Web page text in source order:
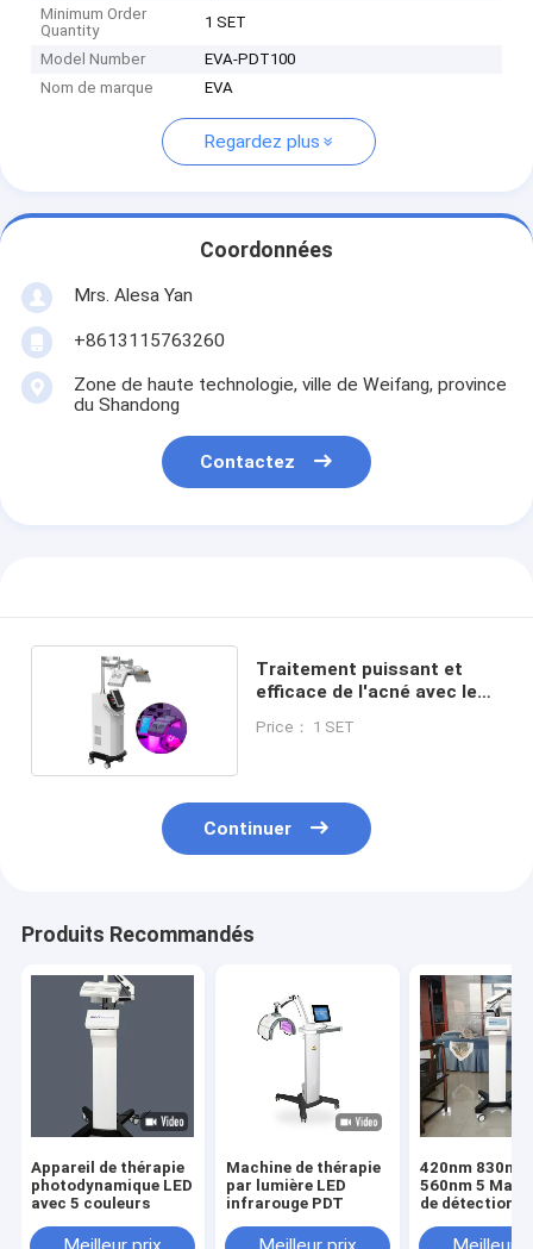
Minimum Order
Quantity
1 SET
Model Number
EVA-PDT100
Nom de marque
EVA
Regardez plus
Coordonnées
Mrs. Alesa Yan
+8613115763260
Zone de haute technologie, ville de Weifang, province
du Shandong
Contactez
Traitement puissant et
efficace de l'acné avec les
Price： 1 SET
Continuer
Produits Recommandés
Appareil de thérapie
photodynamique LED
avec 5 couleurs
Machine de thérapie
par lumière LED
infrarouge PDT
420nm 830nm
560nm 5
de détection